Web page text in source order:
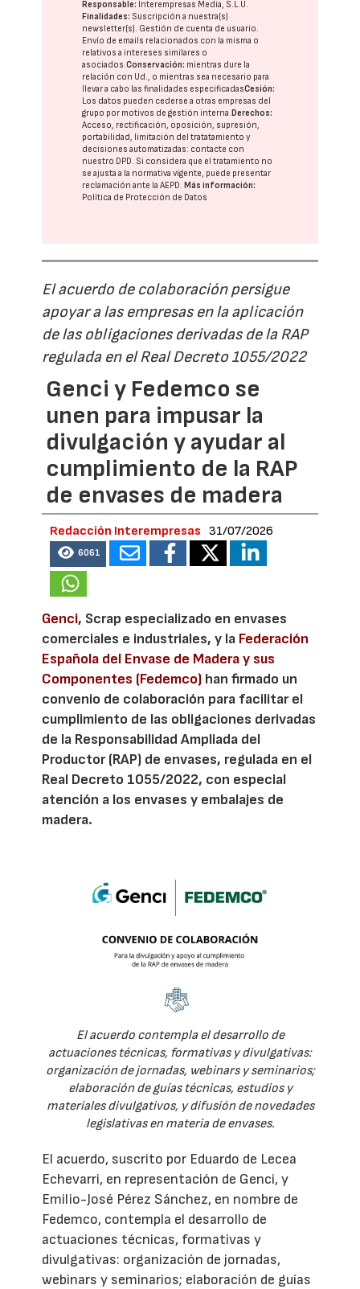
Responsable: Interempresas Media, S.L.U.
Finalidades: Suscripción a nuestra(s)
newsletter(s). Gestión de cuenta de usuario.
Envío de emails relacionados con la misma o
relativos a intereses similares o
asociados.Conservación: mientras dure la
relación con Ud., o mientras sea necesario para
llevar a cabo las finalidades especificadasCesión:
Los datos pueden cederse a otras empresas del
grupo por motivos de gestión interna.Derechos:
Acceso, rectificación, oposición, supresión,
portabilidad, limitación del tratatamiento y
decisiones automatizadas: contacte con
nuestro DPD. Si considera que el tratamiento no
se ajusta a la normativa vigente, puede presentar
reclamación ante laAEPD.Más información:
Política de Protección de Datos
El acuerdo de colaboración persigue
apoyar a las empresas en la aplicación
de las obligaciones derivadas de la RAP
regulada en el Real Decreto 1055/2022
Genci y Fedemco se
unen para impusar la
divulgación y ayudar al
cumplimiento de la RAP
de envases de madera
Redacción Interempresas 31/07/2026
6061
Genci, Scrap especializado en envases
comerciales e industriales, y la Federación
Española del Envase de Madera y sus
Componentes (Fedemco) han firmado un
convenio de colaboración para facilitar el
cumplimiento de las obligaciones derivadas
de la Responsabilidad Ampliada del
Productor (RAP) de envases, regulada en el
Real Decreto 1055/2022, con especial
atención a los envases y embalajes de
madera.
El acuerdo contempla el desarrollo de
actuaciones técnicas, formativas y divulgativas:
organización de jornadas, webinars y seminarios;
elaboración de guías técnicas, estudios y
materiales divulgativos, y difusión de novedades
legislativas en materia de envases.
El acuerdo, suscrito por Eduardo de Lecea
Echevarri, en representación de Genci, y
Emilio-José Pérez Sánchez, en nombre de
Fedemco, contempla el desarrollo de
actuaciones técnicas, formativas y
divulgativas: organización de jornadas,
webinars y seminarios; elaboración de guías